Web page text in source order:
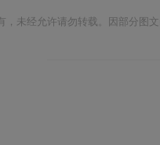
未经允许请勿转载。因部分图